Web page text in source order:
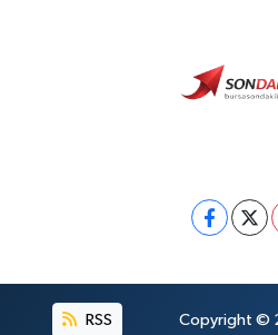
RSS Copyright ©